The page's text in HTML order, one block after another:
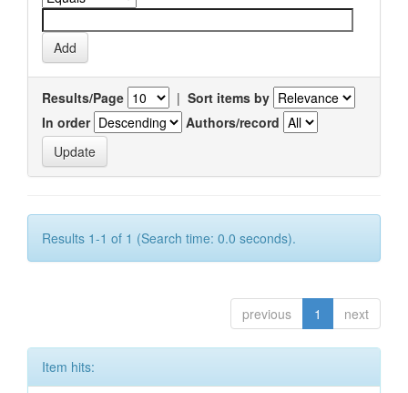
Results/Page | Sort items by
In order
Authors/record
Results 1-1 of 1 (Search time: 0.0 seconds).
previous 1 next
Item hits: